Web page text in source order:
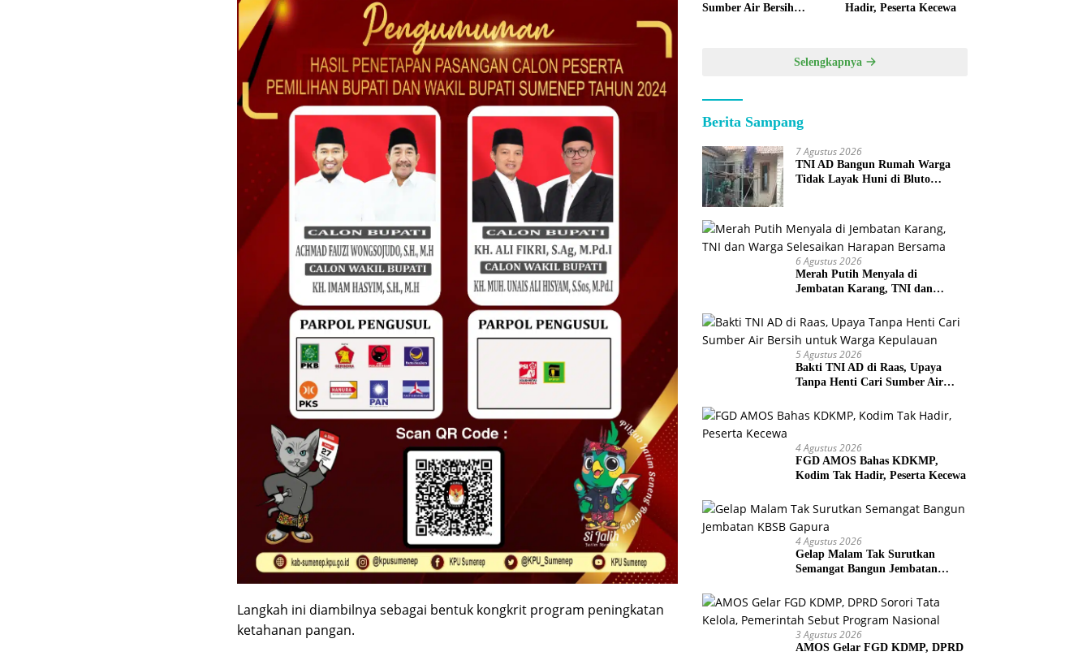
Langkah ini diambilnya sebagai bentuk kongkrit program peningkatan
ketahanan pangan.
Sumber Air Bersih
Hadir, Peserta Kecewa
Selengkapnya
Berita Sampang
7 Agustus 2026
TNI AD Bangun Rumah Warga
Tidak Layak Huni di Bluto
6 Agustus 2026
Merah Putih Menyala di
Jembatan Karang, TNI dan
Bersama
5 Agustus 2026
Bakti TNI AD di Raas, Upaya
Tanpa Henti Cari Sumber Air
4 Agustus 2026
FGD AMOS Bahas KDKMP,
Kodim Tak Hadir, Peserta Kecewa
4 Agustus 2026
Gelap Malam Tak Surutkan
Semangat Bangun Jembatan
3 Agustus 2026
AMOS Gelar FGD KDMP, DPRD